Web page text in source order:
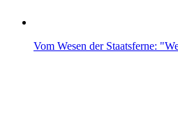
Vom Wesen der Staatsferne: